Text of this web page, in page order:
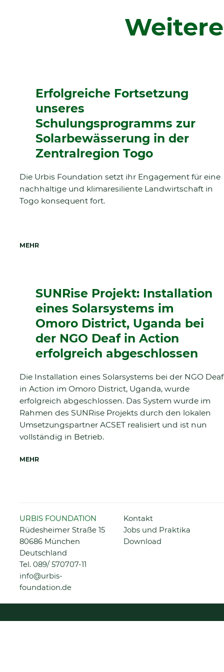
Erfolgreiche Fortsetzung
unseres
Schulungsprogramms zur
Solarbewässerung in der
Zentralregion Togo
Die Urbis Foundation setzt ihr Engagement für eine
nachhaltige und klimaresiliente Landwirtschaft in
Togo konsequent fort.
MEHR
SUNRise Projekt: Installation
eines Solarsystems im
Omoro District, Uganda bei
der NGO Deaf in Action
erfolgreich abgeschlossen
Die Installation eines Solarsystems bei der NGO Deaf
in Action im Omoro District, Uganda, wurde
erfolgreich abgeschlossen. Das System wurde im
Rahmen des SUNRise Projekts durch den lokalen
Umsetzungspartner ACSET realisiert und ist nun
vollständig in Betrieb.
MEHR
URBIS FOUNDATION
Rüdesheimer Straße 15
80686 München
Deutschland
Tel.089/ 570707-11
info@urbis-
foundation.de
Navigation
überspringen
Kontakt
Jobs und Praktika
Download